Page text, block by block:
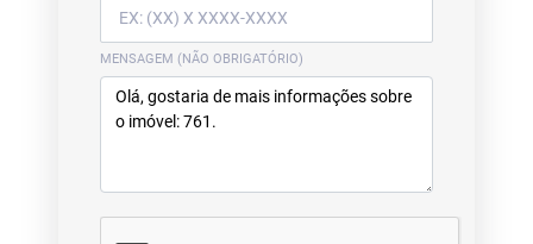
MENSAGEM (NÃO OBRIGATÓRIO)